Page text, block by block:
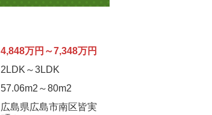
4,848万円～7,348万円
2LDK～3LDK
57.06m2 ～80m2
広島県広島市南区皆実